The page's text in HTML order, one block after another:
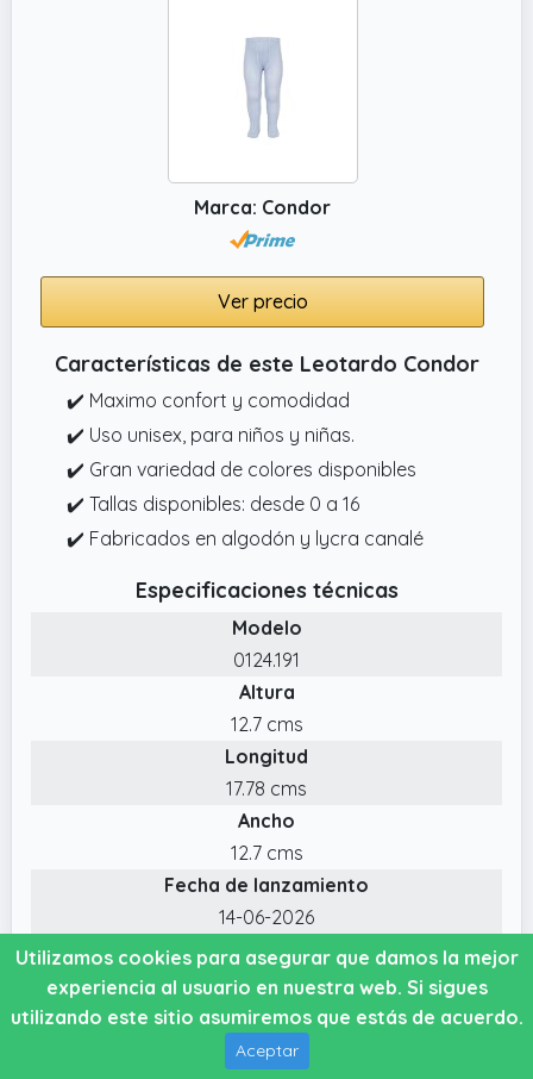
Marca: Condor
Ver precio
Características de este Leotardo Condor
✔️ Maximo confort y comodidad
✔️ Uso unisex, para niños y niñas.
✔️ Gran variedad de colores disponibles
✔️ Tallas disponibles: desde 0 a 16
✔️ Fabricados en algodón y lycra canalé
Especificaciones técnicas
Modelo
0124.191
Altura
12.7 cms
Longitud
17.78 cms
Ancho
12.7 cms
Fecha de lanzamiento
14-06-2026
🤑 Los leotardos Condor más
baratos de Agosto del 2026
Utilizamos cookies para asegurar que damos la mejor
experiencia al usuario en nuestra web. Si sigues
utilizando este sitio asumiremos que estás de acuerdo.
Aceptar